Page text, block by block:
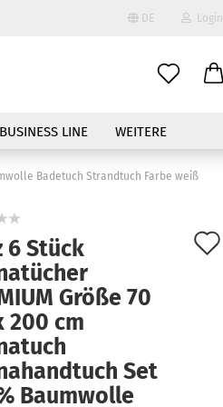
DE Login
erstellen
vergessen?
BUSINESS LINE WEITERE
Badetuch Strandtuch Farbe weiß
6 Stück
Größe 70
200 cm
Set
Baumwolle